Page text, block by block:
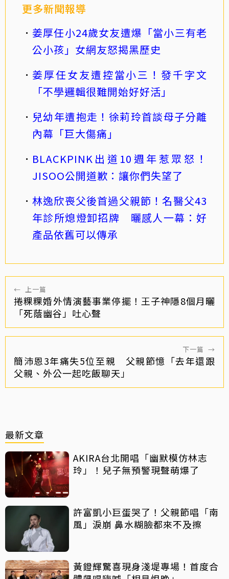
更多新聞報導
姜厚任小24歲女友遭爆「當小三有老
公小孩」女網友怒揭黑歷史
姜厚任女友遭控當小三！發千字文
「不學邏輯很難開始好好活」
兒幼年遭抱走！徐莉玲首談母子分離
內幕「巨大傷痛」
BLACKPINK出道10週年惹眾怒！
JISOO公開道歉：讓你們失望了
林逸欣喪父後首過父親節！名醫父43
年診所熄燈卸招牌 曬感人一幕：好
產品依舊可以傳承
← 上一篇
捲粿粿婚外情演藝事業停擺！王子神隱8個月曬
「死蔭幽谷」吐心聲
下一篇 →
簡沛恩3年痛失5位至親 父親節憶「去年還跟
父親、外公一起吃飯聊天」
最新文章
AKIRA台北開唱「幽默模仿林志
玲」！兒子無預警現聲萌爆了
許富凱小巨蛋哭了！父親節唱「南
風」淚崩 鼻水糊臉都來不及擦
黃鐙輝驚喜現身淺堤專場！首度合